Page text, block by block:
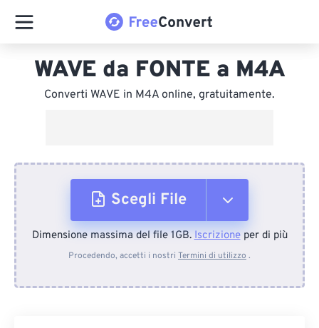
WAVE da FONTE a M4A
Converti WAVE in M4A online, gratuitamente.
Scegli File
Dal dispositivo
Dimensione massima del file 1GB.Iscrizioneper di più
Procedendo, accetti i nostri Termini di utilizzo .